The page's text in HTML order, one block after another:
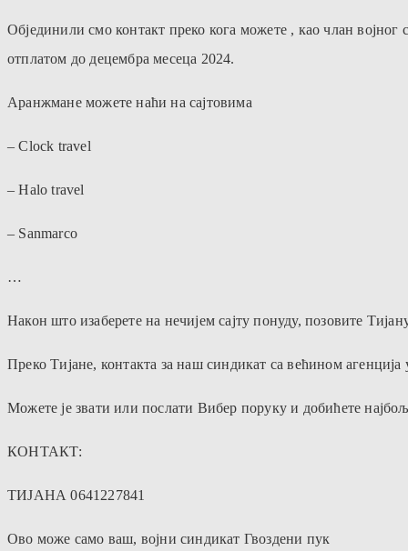
Објединили смо контакт преко кога можете , као члан
отплатом до децембра месеца 2024.
Аранжмане можете наћи на сајтовима
– Clock travel
– Halo travel
– Sanmarco
…
Након што изаберете на нечијем сајту понуду, позовите
Преко Тијане, контакта за наш синдикат са већином
Можете је звати или послати Вибер поруку и добићете
КОНТАКТ:
ТИЈАНА 0641227841
Ово може само ваш, војни синдикат Гвоздени пук